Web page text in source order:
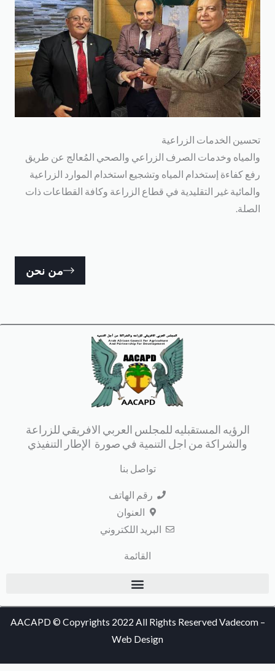
الخدمات الزراعية
وخدمات الصرف الزراعي والصحي المُعالج عن طريق
كفاءة إستخدام المياه وتشجيع استخدام الموارد الزراعية
غير التقليدية في قطاع الزراعة وكافة القطاعات ذات
من نحن
الرؤيه المستقبليه للمجلس العربي الافريقي للزراعة
والشراكة من اجل التنمية في صورة الإطار التنفيذي
تواصل بنا
رقم الهاتف
العنوان
البريد اللكتروني
القائمة
AACAPD © Copyrights 2022 All Rights Reserved
Web Design